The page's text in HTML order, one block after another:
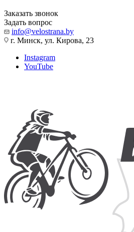
Заказать звонок
Задать вопрос
info@velostrana.by
г. Минск, ул. Кирова, 23
Instagram
YouTube